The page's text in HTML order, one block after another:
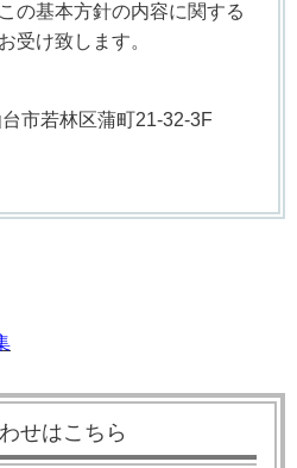
の基本方針の内容に関する
受け致します。
市若林区蒲町21-32-3F
せはこちら